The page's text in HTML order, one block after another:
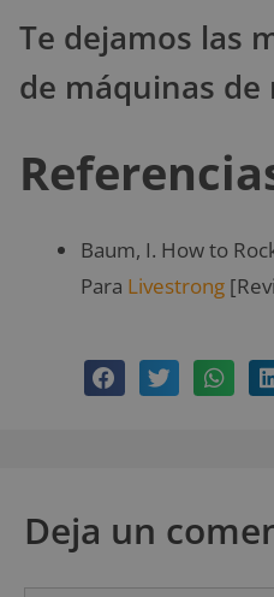
Te dejamos las
de máquinas de
Baum, I. How to
Para Livestrong
Deja un